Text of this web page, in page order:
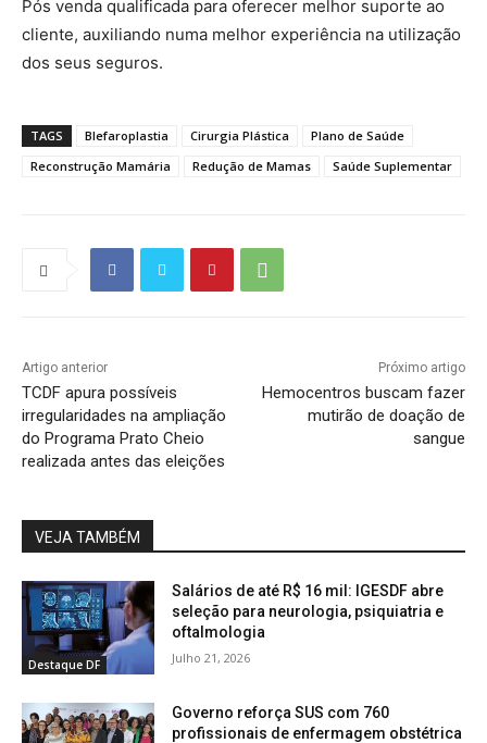
Pós venda qualificada para oferecer melhor suporte ao
cliente, auxiliando numa melhor experiência na utilização
dos seus seguros.
TAGS Blefaroplastia Cirurgia Plástica
Plano de Saúde
Reconstrução Mamária
Redução de Mamas Saúde Suplementar
Artigo anterior
TCDF apura possíveis
irregularidades na ampliação
do Programa Prato Cheio
realizada antes das eleições
Próximo artigo
Hemocentros buscam fazer
mutirão de doação de
sangue
VEJA TAMBÉM
Destaque DF
Salários de até R$ 16 mil: IGESDF abre
seleção para neurologia, psiquiatria e
oftalmologia
Julho 21, 2026
Governo reforça SUS com 760
profissionais de enfermagem obstétrica